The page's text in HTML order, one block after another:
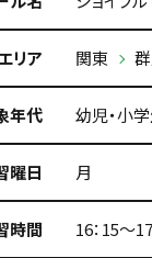
リア 関東
年代 幼児・小
曜日 月
時間 16：15～